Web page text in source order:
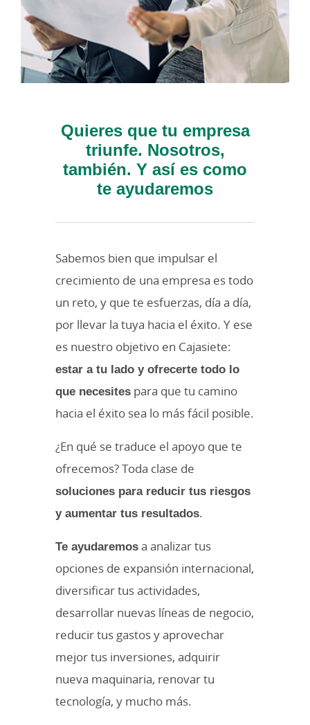
Quieres que tu empresa
triunfe. Nosotros,
también. Y así es como
te ayudaremos
Sabemos bien que impulsar el
crecimiento de una empresa es todo
un reto, y que te esfuerzas, día a día,
por llevar la tuya hacia el éxito. Y ese
es nuestro objetivo en Cajasiete:
estar a tu lado y ofrecerte todo lo
que necesites para que tu camino
hacia el éxito sea lo más fácil posible.
¿En qué se traduce el apoyo que te
ofrecemos? Toda clase de
soluciones para reducir tus riesgos
y aumentar tus resultados.
Te ayudaremosa analizar tus
opciones de expansión internacional,
diversificar tus actividades,
desarrollar nuevas líneas de negocio,
reducir tus gastos y aprovechar
mejor tus inversiones, adquirir
nueva maquinaria, renovar tu
tecnología, y mucho más.